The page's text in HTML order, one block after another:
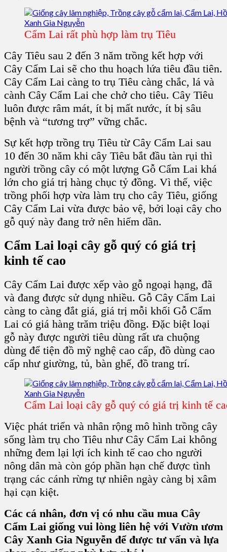
Cẩm Lai rất phù hợp làm trụ Tiêu
Cây Tiêu sau 2 đến 3 năm trồng kết hợp với
Cây Cẩm Lai sẽ cho thu hoạch lứa tiêu đầu tiên.
Cây Cẩm Lai càng to trụ Tiêu càng chắc, lá và
cành Cây Cẩm Lai che chở cho tiêu. Cây Tiêu
luôn được râm mát, ít bị mất nước, ít bị sâu
bệnh và “tương trợ” vững chắc.
Sự kết hợp trồng trụ Tiêu từ Cây Cẩm Lai sau
10 đến 30 năm khi cây Tiêu bắt đầu tàn rụi thì
người trồng cây có một lượng Gỗ Cẩm Lai khá
lớn cho giá trị hàng chục tỷ đồng. Vì thế, việc
trồng phối hợp vừa làm trụ cho cây Tiêu, giống
Cây Cẩm Lai vừa được bảo vệ, bởi loại cây cho
gỗ quý này đang trở nên hiếm dần.
Cẩm Lai loại cây gỗ quý có giá trị
kinh tếcao
Cây Cẩm Lai được xếp vào gỗ ngoại hạng, đã
và đang được sử dụng nhiều. Gỗ Cây Cẩm Lai
càng to càng đắt giá, giá trị mỗi khối Gỗ Cẩm
Lai có giá hàng trăm triệu đồng. Đặc biệt loại
gỗ này được người tiêu dùng rất ưa chuộng
dùng để tiện đồ mỹ nghệ cao cấp, đồ dùng cao
cấp như giường, tủ, bàn ghế, đồ trang trí.
Cẩm Lai loại cây gỗ quý có giá trị kinh tế
Việc phát triển và nhân rộng mô hình trồng cây
sống làm trụ cho Tiêu như Cây Cẩm Lai không
những đem lại lợi ích kinh tế cao cho người
nông dân mà còn góp phần hạn chế được tình
trạng các cánh rừng tự nhiên ngày càng bị xâm
hại cạn kiệt.
Các cá nhân, đơn vị có nhu cầu mua Cây
Cẩm Lai giống vui lòng liên hệ với Vườn ươm
Cây Xanh Gia Nguyễn để được tư vấn và lựa